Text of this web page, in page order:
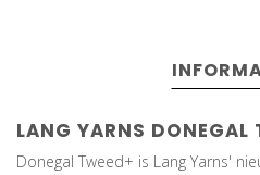
LANG YARNS DONEGAL
Donegal Tweed+ is Lang Yarns'